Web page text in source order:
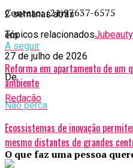
Contato: (21)97637-6575
Tópicos relacionados
A seguir
Reforma em apartamento de um
ambiente
Não perca
Ecossistemas de inovação
mesmo distantes de grandes
2 semanas atrás
em
27 de julho de 2026
De
Redação
O que faz uma pessoa